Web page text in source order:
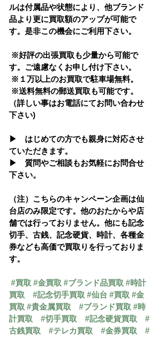
ルは付属品や状態により、他ブランド
品より更に買取額のアップが可能で
す。是非この機会にご利用下さい。
※好評の出張買取も少量から可能で
す。ご遠慮なくお申し付け下さい。
※１万以上のお買取で駐車場無料。
※送料無料の郵送買取も可能です。
（詳しい事はお電話にてお問い合わせ
下さい)
▶　はじめての方でも親身に対応させ
ていただきます。
▶　質問やご相談もお気軽にお問合せ
下さい。
（注）こちらのキャンペーン企画は仙
台店のみ限定です。他のおたからや店
舗では行っておりません。他にも記念
切手、古銭、記念硬貨、時計、各種金
券なども高価で買取りを行っておりま
す。
#買取 #金買取 #ブランド品買取 #時計
買取
#記念切手買取 #仙台 #買取 #金
買取 #貴金属買取 #ブランド買取 #時
計買取
#切手買取 #記念硬貨買取
#
古銭買取
#テレカ買取 #金券買取
#